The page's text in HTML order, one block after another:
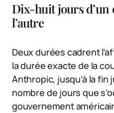
Dix-huit jours d’un
l’autre
Deux durées cadrent
la durée exacte de la
Anthropic, jusqu’à la fin
nombre de jours que
gouvernement